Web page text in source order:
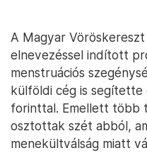
A Magyar Vöröskereszt
elnevezéssel indított
menstruációs
külföldi cég is segítette
forinttal. Emellett több
osztottak szét abból,
menekültválság miatt